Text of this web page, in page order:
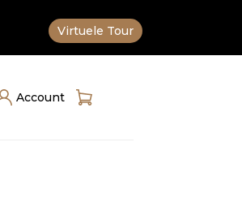
Virtuele Tour
Account